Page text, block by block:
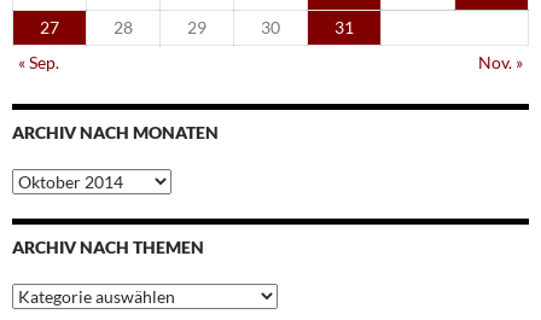
27
28 29 30
31
« Sep.
Nov. »
ARCHIV NACH MONATEN
Archiv
nach
Monaten
ARCHIV NACH THEMEN
Archiv
nach